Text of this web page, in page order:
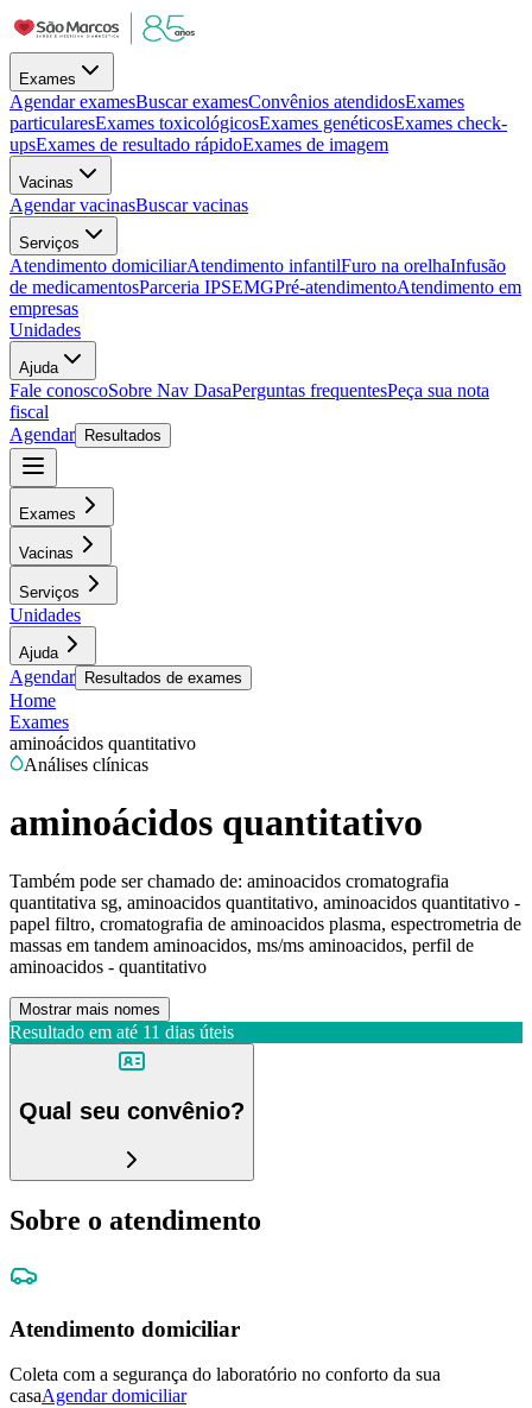
Exames
Agendar examesBuscar examesConvênios atendidosExames
particularesExames toxicológicosExames genéticosExames check-
upsExames de resultado rápidoExames de imagem
Vacinas
Agendar vacinasBuscar vacinas
Serviços
Atendimento domiciliarAtendimento infantilFuro na orelhaInfusão
de medicamentosParceria IPSEMGPré-atendimentoAtendimento em
empresas
Unidades
Ajuda
Fale conoscoSobre Nav DasaPerguntas frequentesPeça sua nota
fiscal
Agendar
Resultados
Exames
Vacinas
Serviços
Unidades
Ajuda
Agendar Resultados de exames
Home
Exames
aminoácidos quantitativo
Análises clínicas
aminoácidos quantitativo
Também pode ser chamado de: aminoacidos cromatografia
quantitativa sg, aminoacidos quantitativo, aminoacidos quantitativo -
papel filtro, cromatografia de aminoacidos plasma, espectrometria de
massas em tandem aminoacidos, ms/ms aminoacidos, perfil de
aminoacidos - quantitativo
Mostrar mais nomes
Resultado em até 11 dias úteis
Qual seu convênio?
Sobre o atendimento
Atendimento domiciliar
Coleta com a segurança do laboratório no conforto da sua
casaAgendar domiciliar